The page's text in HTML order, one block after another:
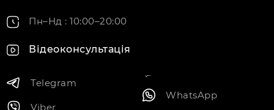
Пн–Нд : 10:00–20:00
Відеоконсультація
Telegram
Viber
WhatsApp